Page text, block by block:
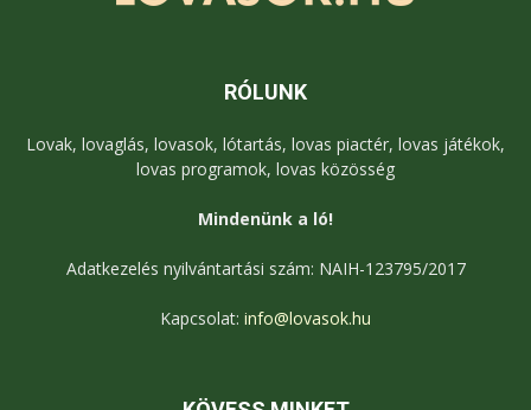
RÓLUNK
Lovak, lovaglás, lovasok, lótartás, lovas piactér, lovas játékok,
lovas programok, lovas közösség
Mindenünk a ló!
Adatkezelés nyilvántartási szám: NAIH-123795/2017
Kapcsolat: info@lovasok.hu